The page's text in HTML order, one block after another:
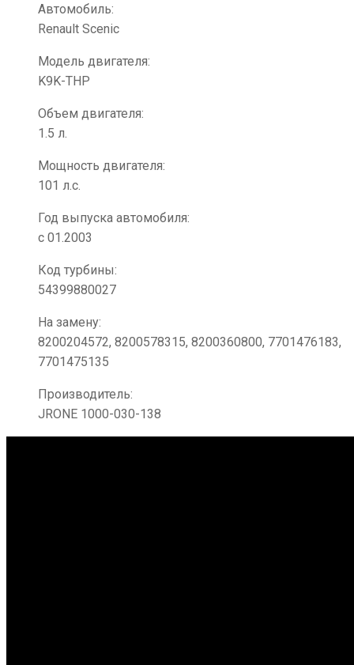
Автомобиль:
Renault Scenic
Модель двигателя:
K9K-THP
Объем двигателя:
1.5 л.
Мощность двигателя:
101 л.с.
Год выпуска автомобиля:
с 01.2003
Код турбины:
54399880027
На замену:
8200204572, 8200578315, 8200360800, 7701476183,
7701475135
Производитель:
JRONE 1000-030-138